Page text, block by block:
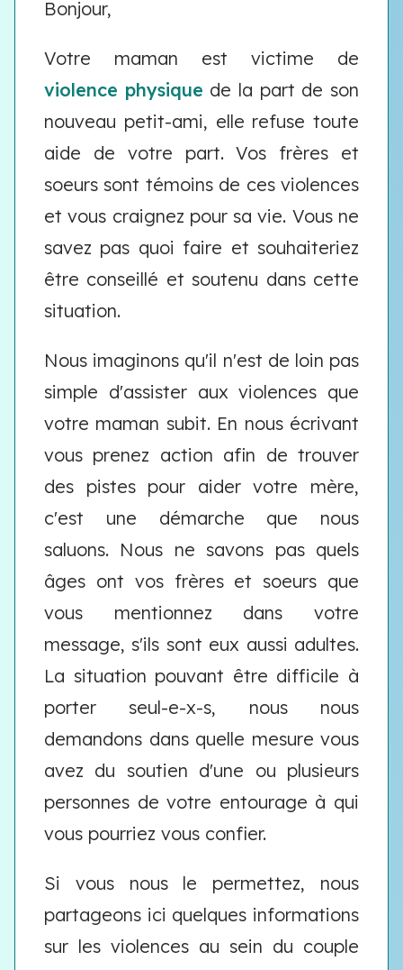
Bonjour,
Votre maman est victime de
violence physique de la part de son
nouveau petit-ami, elle refuse toute
aide de votre part. Vos frères et
soeurs sont témoins de ces violences
et vous craignez pour sa vie. Vous ne
savez pas quoi faire et souhaiteriez
être conseillé et soutenu dans cette
situation.
Nous imaginons qu'il n'est de loin pas
simple d'assister aux violences que
votre maman subit. En nous écrivant
vous prenez action afin de trouver
des pistes pour aider votre mère,
c'est une démarche que nous
saluons. Nous ne savons pas quels
âges ont vos frères et soeurs que
vous mentionnez dans votre
message, s'ils sont eux aussi adultes.
La situation pouvant être difficile à
porter seul-e-x-s, nous nous
demandons dans quelle mesure vous
avez du soutien d'une ou plusieurs
personnes de votre entourage à qui
vous pourriez vous confier.
Si vous nous le permettez, nous
partageons ici quelques informations
sur les violences au sein du couple